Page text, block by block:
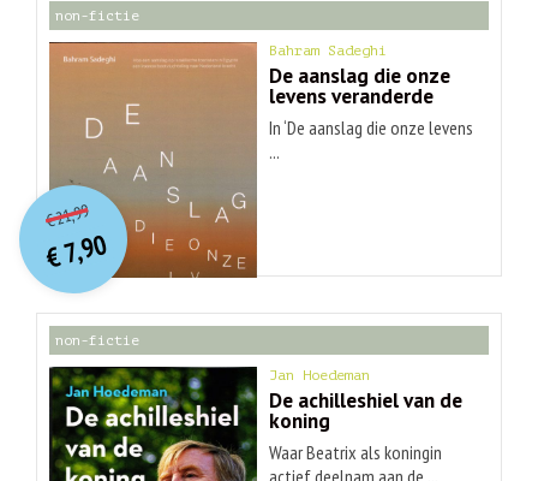
non-fictie
Bahram Sadeghi
De aanslag die onze
levens veranderde
In ‘De aanslag die onze levens
...
€21,99O
orspr
onkelijke
prijs
was:
€ 21,99.
€7,90
Huidige
prijs
is:
€ 7,90.
non-fictie
Jan Hoedeman
De achilleshiel van de
koning
Waar Beatrix als koningin
actief deelnam aan de ...